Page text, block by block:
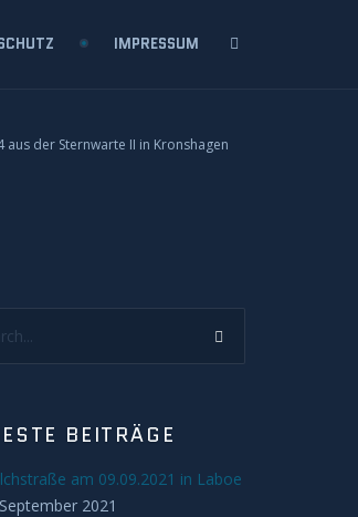
IMPRESSUM
aus der Sternwarte II in Kronshagen
BEITRÄGE
am 09.09.2021 in Laboe
2021